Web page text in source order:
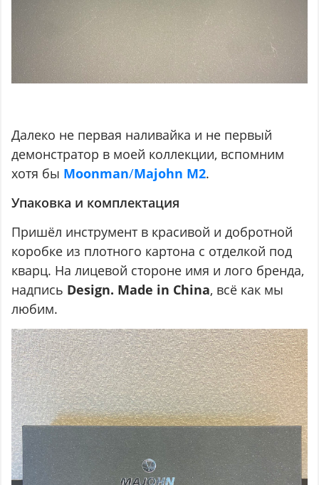
Далеко не первая наливайка и не первый
демонстратор в моей коллекции, вспомним
хотя бы Moonman/Majohn M2.
Упаковка и комплектация
Пришёл инструмент в красивой и добротной
коробке из плотного картона с отделкой под
кварц. На лицевой стороне имя и лого бренда,
надпись Design. Made in China, всё как мы
любим.